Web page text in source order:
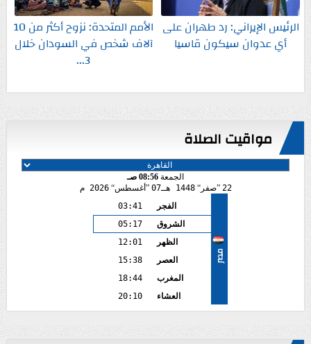
الرئيس الإيراني: رد طهران على
أي عدوان سيكون قاسيا
الأمم المتحدة: نزوح أكثر من 10
آلاف شخص في السودان خلال
3...
مواقيت الصلاة
الجمعة 08:56 صـ
22
صفر 1448 هـ 07 أغسطس 2026 م
مصر
الفجر
03:41
الشروق
05:17
الظهر
12:01
العصر
15:38
المغرب
18:44
العشاء
20:10